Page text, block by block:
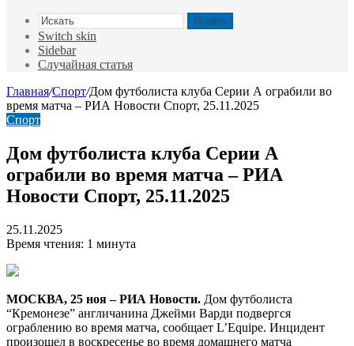
Искать
Switch skin
Sidebar
Случайная статья
Главная/Спорт/Дом футболиста клуба Серии А ограбили во
время матча – РИА Новости Спорт, 25.11.2025
Спорт
Дом футболиста клуба Серии А
ограбили во время матча – РИА
Новости Спорт, 25.11.2025
25.11.2025
Время чтения: 1 минута
МОСКВА, 25 ноя – РИА Новости. Дом футболиста
“Кремонезе” англичанина Джейми Варди подвергся
ограблению во время матча, сообщает L’Equipe. Инцидент
произошел в воскресенье во время домашнего матча